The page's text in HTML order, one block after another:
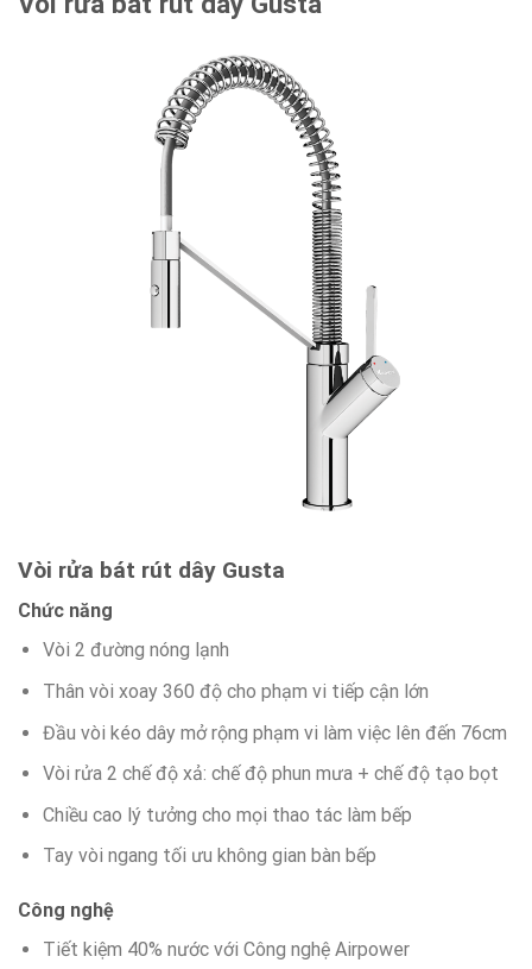
Vòi rửa bát rút dây Gusta
Chức năng
Vòi 2 đường nóng lạnh
Thân vòi xoay 360 độ cho phạm vi tiếp cận lớn
Đầu vòi kéo dây mở rộng phạm vi làm việc lên đến 76cm
Vòi rửa 2 chế độ xả: chế độ phun mưa + chế độ tạo bọt
Chiều cao lý tưởng cho mọi thao tác làm bếp
Tay vòi ngang tối ưu không gian bàn bếp
Công nghệ
Tiết kiệm 40% nước với Công nghệ Airpower